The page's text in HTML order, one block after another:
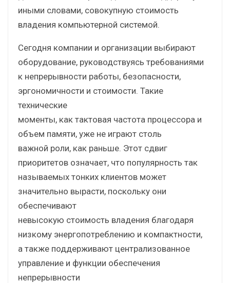
иными словами, совокупную стоимость
владения компьютерной системой.
Сегодня компании и организации выбирают
оборудование, руководствуясь требованиями
к непрерывности работы, безопасности,
эргономичности и стоимости. Такие
технические
моменты, как тактовая частота процессора и
объем памяти, уже не играют столь
важной роли, как раньше. Этот сдвиг
приоритетов означает, что популярность так
называемых тонких клиентов может
значительно вырасти, поскольку они
обеспечивают
невысокую стоимость владения благодаря
низкому энергопотреблению и компактности,
а также поддерживают централизованное
управление и функции обеспечения
непрерывности